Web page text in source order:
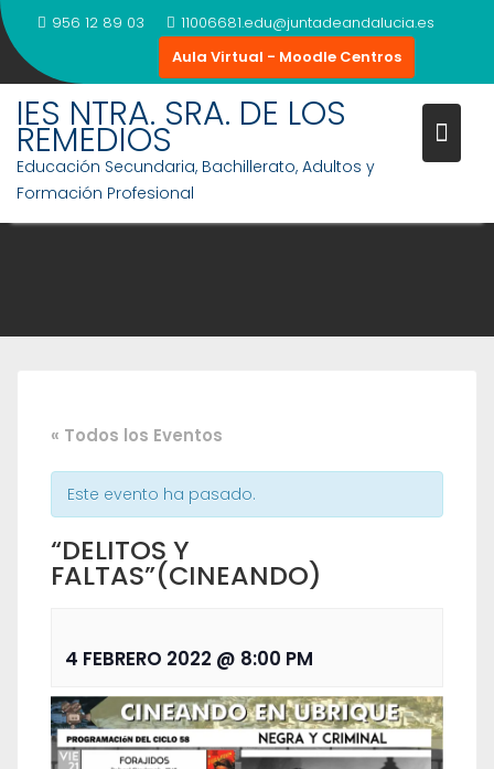
Saltar
al
contenido
956 12 89 03
11006681.edu@juntadeandalucia.es
Aula Virtual - Moodle Centros
IES NTRA. SRA. DE LOS
REMEDIOS
Educación Secundaria, Bachillerato, Adultos y
Formación Profesional
« Todos los Eventos
Este evento ha pasado.
“DELITOS Y
FALTAS”(CINEANDO)
4 FEBRERO 2022 @ 8:00 PM